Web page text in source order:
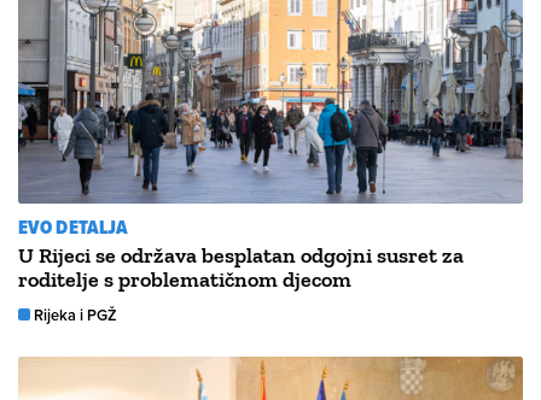
EVO DETALJA
U Rijeci se održava besplatan odgojni susret za
roditelje s problematičnom djecom
Rijeka i PGŽ